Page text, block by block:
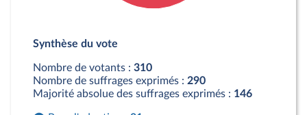
Contre : 209 députés
Synthèse du vote
Nombre de votants : 310
Nombre de suffrages exprimés : 290
Majorité absolue des suffrages exprimés : 146